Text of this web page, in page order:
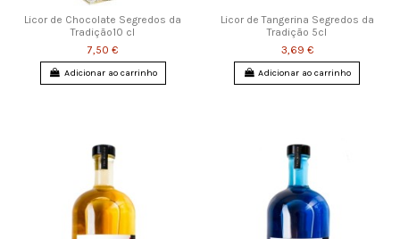
Licor de Chocolate Segredos da
Tradição10 cl
7,50 €
Adicionar ao carrinho
Licor de Tangerina Segredos da
Tradição 5cl
3,69 €
Adicionar ao carrinho